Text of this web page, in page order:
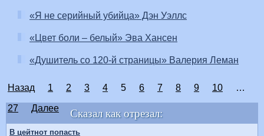
«Я не серийный убийца» Дэн Уэллс
«Цвет боли – белый» Эва Хансен
«Душитель со 120-й страницы» Валерия Леман
Назад 1 2 3 4 5 6 7 8 9 10 …
27 Далее Сказал как отрезал:
В цейтнот попасть